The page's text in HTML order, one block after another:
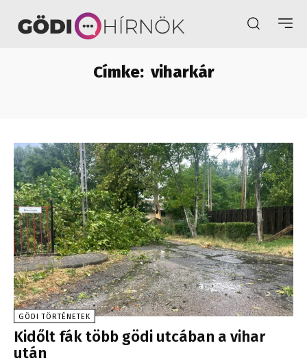
Címke: viharkár
GÖDI TÖRTÉNETEK
Kidőlt fák több gödi utcában a vihar
után